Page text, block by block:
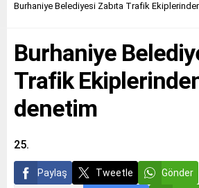
Burhaniye Belediyesi Zabıta Trafik
Burhaniye
Trafik Ekiplerinden
denetim
25.
Paylaş Tweetle Gönder